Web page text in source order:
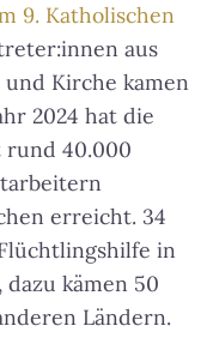
9. Katholischen
aus
Kirche kamen
2024 hat die
40.000
erreicht. 34
in
kämen 50
Ländern.